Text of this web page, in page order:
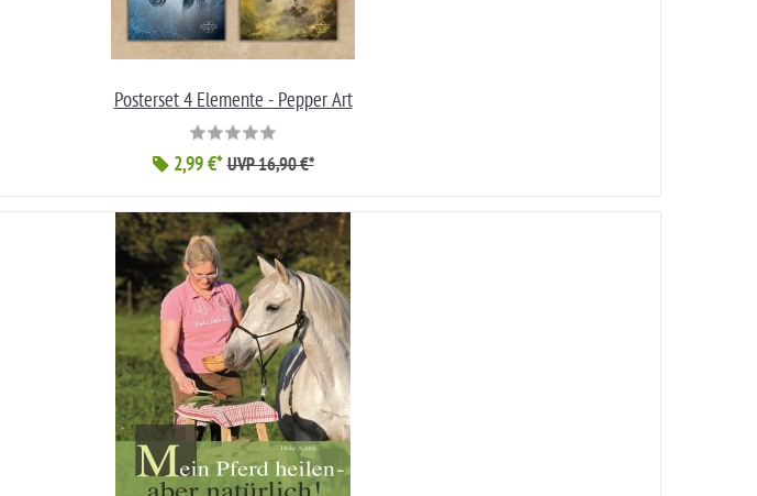
Posterset 4 Elemente - Pepper Art
2,99 €* UVP 16,90 €*